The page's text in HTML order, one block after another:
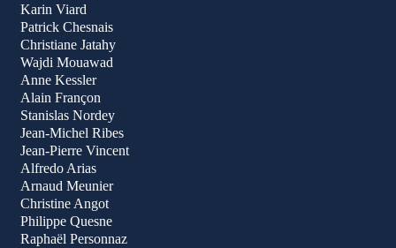
Karin Viard
Patrick Chesnais
Christiane Jatahy
Wajdi Mouawad
Anne Kessler
Alain Françon
Stanislas Nordey
Jean-Michel Ribes
Jean-Pierre Vincent
Alfredo Arias
Arnaud Meunier
Christine Angot
Philippe Quesne
Raphaël Personnaz